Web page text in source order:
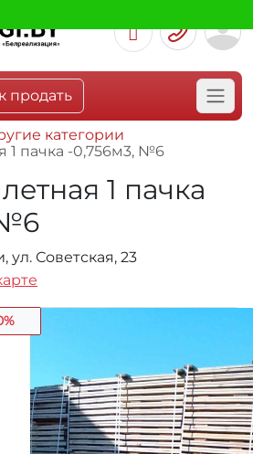
продать
категории
1 пачка -0,756м3, №6
1 пачка
ул. Советская, 23